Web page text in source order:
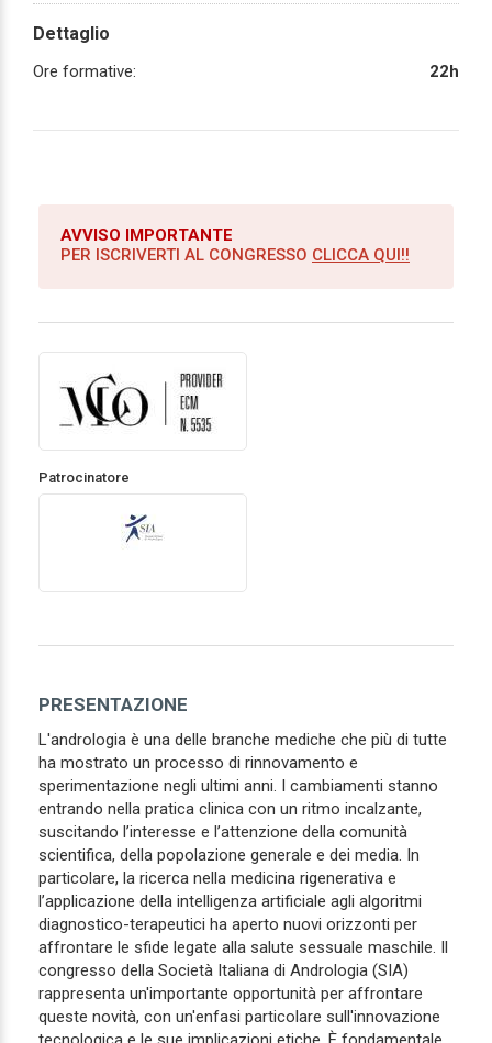
Dettaglio
Ore formative: 22h
AVVISO IMPORTANTE
PER ISCRIVERTI AL CONGRESSO CLICCA QUI!!
Patrocinatore
PRESENTAZIONE
L'andrologia è una delle branche mediche che più di tutte
ha mostrato un processo di rinnovamento e
sperimentazione negli ultimi anni. I cambiamenti stanno
entrando nella pratica clinica con un ritmo incalzante,
suscitando l’interesse e l’attenzione della comunità
scientifica, della popolazione generale e dei media. In
particolare, la ricerca nella medicina rigenerativa e
l’applicazione della intelligenza artificiale agli algoritmi
diagnostico-terapeutici ha aperto nuovi orizzonti per
affrontare le sfide legate alla salute sessuale maschile. Il
congresso della Società Italiana di Andrologia (SIA)
rappresenta un'importante opportunità per affrontare
queste novità, con un'enfasi particolare sull'innovazione